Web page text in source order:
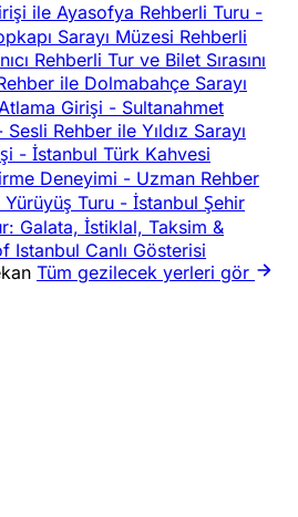
ile Ayasofya Rehberli Turu -
Sarayı Müzesi Rehberli
Rehberli Tur ve Bilet Sırasını
ile Dolmabahçe Sarayı
Girişi - Sultanahmet
Sesli Rehber ile Yıldız Sarayı
- İstanbul Türk Kahvesi
Deneyimi - Uzman Rehber
Turu - İstanbul Şehir
Galata, İstiklal, Taksim &
Istanbul Canlı Gösterisi
Tüm gezilecek yerleri gör